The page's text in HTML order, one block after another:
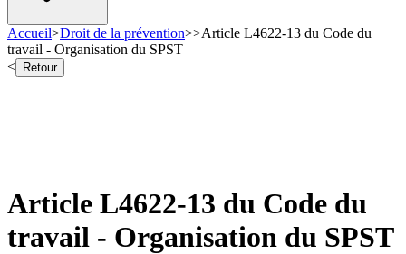
Accueil>Droit de la prévention>>Article L4622-13 du Code du
travail - Organisation du SPST
<
Retour
Article L4622-13 du Code du
travail - Organisation du SPST